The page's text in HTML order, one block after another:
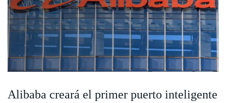
Alibaba creará el primer puerto inteligente